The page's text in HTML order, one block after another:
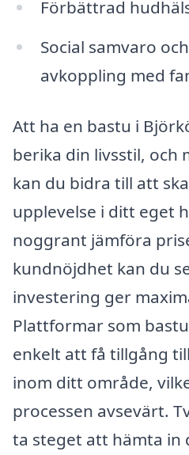
Förbättrad
Social samvaro
avkoppling med
Att ha en bastu i
berika din livsstil, och
kan du bidra till att
upplevelse i ditt eget
noggrant jämföra
kundnöjdhet kan du
investering ger
Plattformar som
enkelt att få tillgång
inom ditt område,
processen avsevärt.
ta steget att hämta in